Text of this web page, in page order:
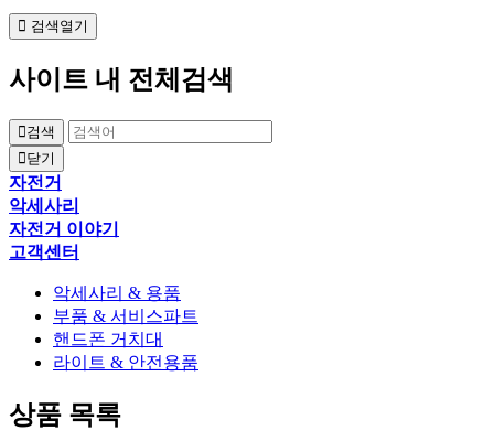
검색열기
사이트 내 전체검색
검색
닫기
자전거
악세사리
자전거 이야기
고객센터
악세사리 & 용품
부품 & 서비스파트
핸드폰 거치대
라이트 & 안전용품
상품 목록